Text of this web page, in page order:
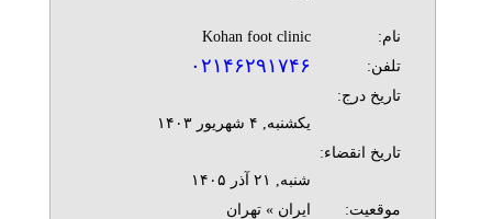
نام:
Kohan foot clinic
تلفن:
۰۲۱۴۶۲۹۱۷۴۶
تاریخ درج:
يکشنبه, ۴ شهريور ۱۴۰۳
تاریخ انقضاء:
شنبه, ۲۱ آذر ۱۴۰۵
موقعیت:
ایران » تهران